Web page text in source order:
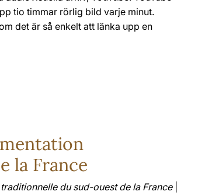
tio timmar rörlig bild varje minut.
det är så enkelt att länka upp en
la France
du sud-ouest de la France|